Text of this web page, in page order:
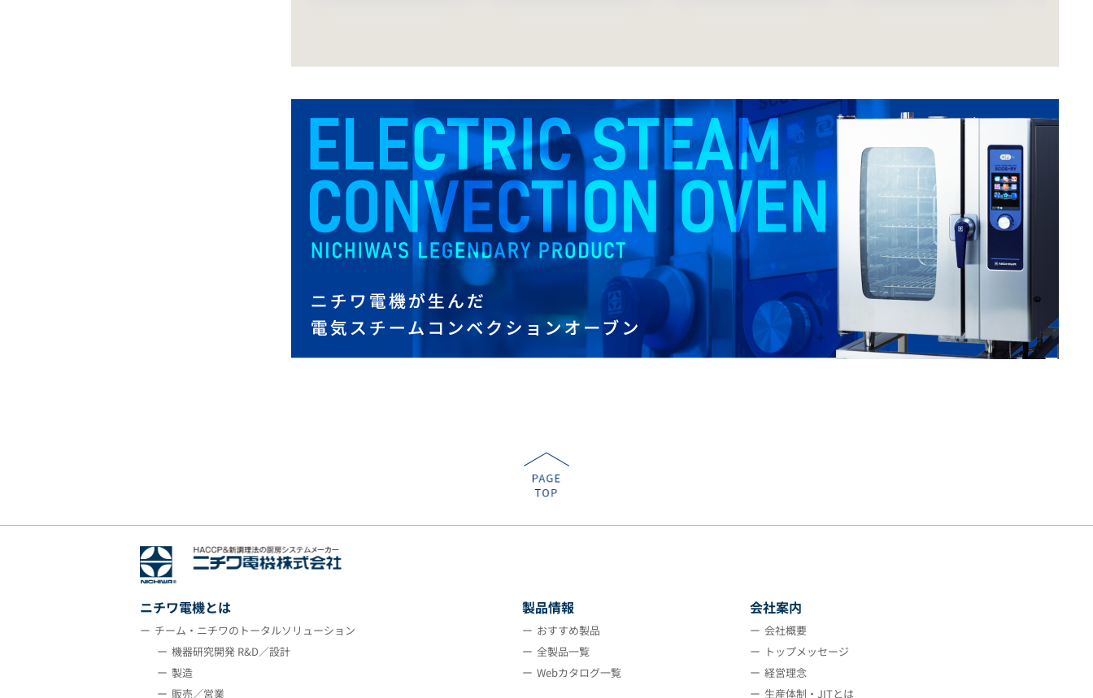
ニチワ電機とは
チーム・ニチワのトータルソリューション
機器研究開発 R&D／設計
製造
販売／営業
製品情報
おすすめ製品
全製品一覧
Webカタログ一覧
会社案内
会社概要
トップメッセージ
経営理念
生産体制・JITとは